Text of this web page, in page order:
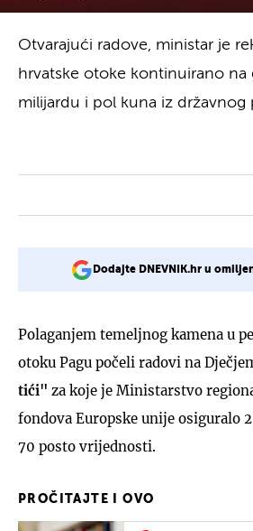
Otvarajući radove, ministar je
hrvatske otoke kontinuirano
milijardu i pol kuna iz državnog
Dodajte DNEVNIK.hr u
Polaganjem temeljnog kamena u
otoku Pagu počeli radovi na
tići" za koje je Ministarstvo
fondova Europske unije osiguralo
70 posto vrijednosti.
PROČITAJTE I OVO